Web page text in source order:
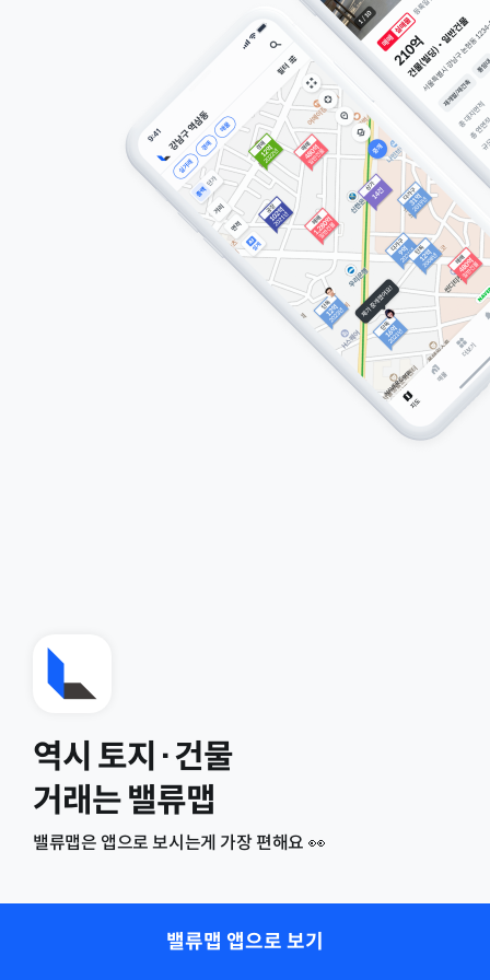
역시 토지·건물
거래는 밸류맵
밸류맵은 앱으로 보시는게 가장 편해요 👀
밸류맵 앱으로 보기